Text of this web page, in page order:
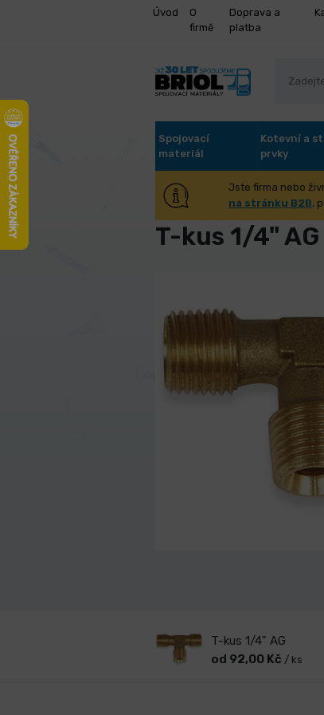
Úvod
O
firmě
Doprava a
platba
Spojovací
materiál
Kotevní a
prvky
Jste firma nebo
na stránku B2B,
Úvod Stroje a příslušenství
T-kus 1/4" AG
T-kus 1/4" AG
od 92,00 Kč / ks